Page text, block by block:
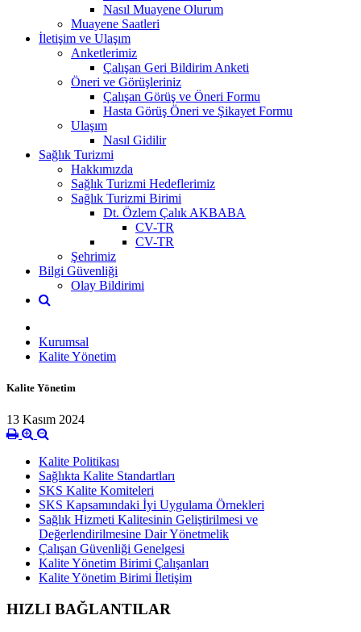
Nasıl Muayene Olurum
Muayene Saatleri
İletişim ve Ulaşım
Anketlerimiz
Çalışan Geri Bildirim Anketi
Öneri ve Görüşleriniz
Çalışan Görüş ve Öneri Formu
Hasta Görüş Öneri ve Şikayet Formu
Ulaşım
Nasıl Gidilir
Sağlık Turizmi
Hakkımızda
Sağlık Turizmi Hedeflerimiz
Sağlık Turizmi Birimi
Dt. Özlem Çalık AKBABA
CV-TR
CV-TR
Şehrimiz
Bilgi Güvenliği
Olay Bildirimi
Kurumsal
Kalite Yönetim
Kalite Yönetim
13 Kasım 2024
Kalite Politikası
Sağlıkta Kalite Standartları
SKS Kalite Komiteleri
SKS Kapsamındaki İyi Uygulama Örnekleri
Sağlık Hizmeti Kalitesinin Geliştirilmesi ve
Değerlendirilmesine Dair Yönetmelik
Çalışan Güvenliği Genelgesi
Kalite Yönetim Birimi Çalışanları
Kalite Yönetim Birimi İletişim
HIZLI BAĞLANTILAR